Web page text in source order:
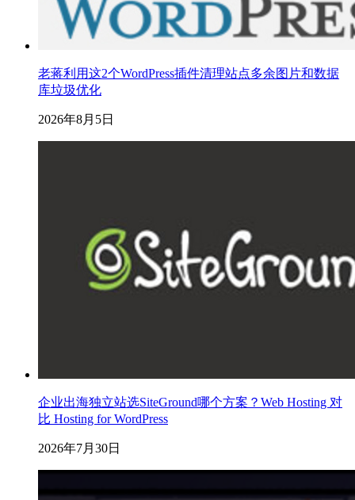
老蒋利用这2个WordPress插件清理站点多余图片和数据
库垃圾优化
2026年8月5日
企业出海独立站选SiteGround哪个方案？Web Hosting 对
比 Hosting for WordPress
2026年7月30日